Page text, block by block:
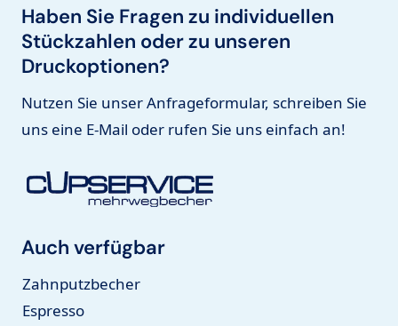
Haben Sie Fragen zu individuellen
Stückzahlen oder zu unseren
Druckoptionen?
Nutzen Sie unser Anfrageformular, schreiben Sie
uns eine E-Mail oder rufen Sie uns einfach an!
Auch verfügbar
Zahnputzbecher
Espresso